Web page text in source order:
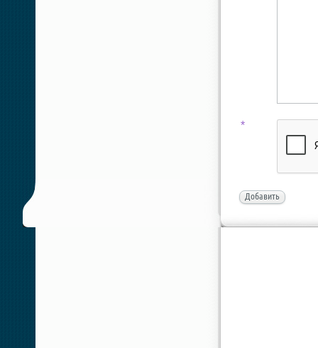
*
Добавить